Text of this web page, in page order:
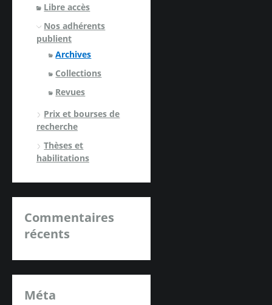
Libre accès
Nos adhérents
publient
Archives
Collections
Revues
Prix et bourses de
recherche
Thèses et
habilitations
Commentaires
récents
Méta